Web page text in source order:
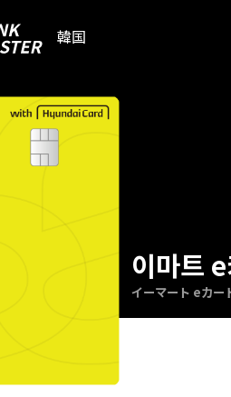
韓国
이마트
イーマート eカ